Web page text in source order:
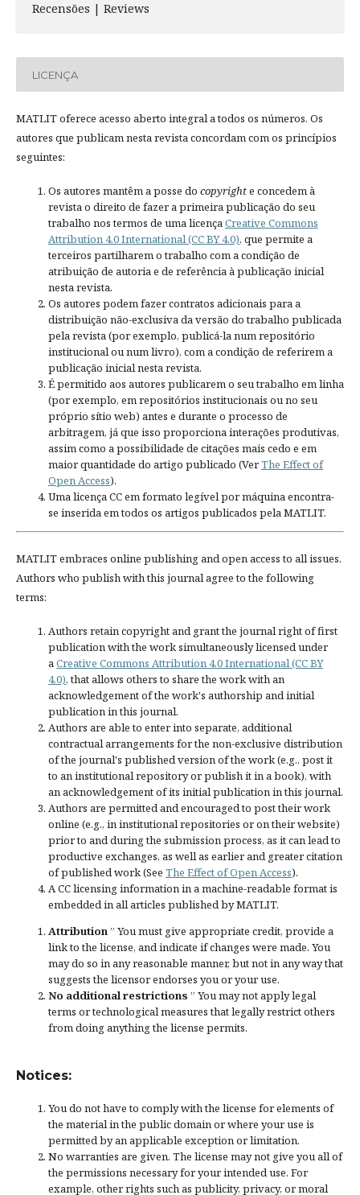
Recensões | Reviews
LICENÇA
MATLIT oferece acesso aberto integral a todos os números. Os
autores que publicam nesta revista concordam com os princípios
seguintes:
Os autores mantêm a posse do copyrighte concedem à
revista o direito de fazer a primeira publicação do seu
trabalho nos termos de uma licença Creative Commons
Attribution 4.0 International (CC BY 4.0), que permite a
terceiros partilharem o trabalho com a condição de
atribuição de autoria e de referência à publicação inicial
nesta revista.
Os autores podem fazer contratos adicionais para a
distribuição não-exclusiva da versão do trabalho publicada
pela revista (por exemplo, publicá-la num repositório
institucional ou num livro), com a condição de referirem a
publicação inicial nesta revista.
É permitido aos autores publicarem o seu trabalho em linha
(por exemplo, em repositórios institucionais ou no seu
próprio sítio web) antes e durante o processo de
arbitragem, já que isso proporciona interações produtivas,
assim como a possibilidade de citações mais cedo e em
maior quantidade do artigo publicado (VerThe Effect of
Open Access).
Uma licença CC em formato legível por máquina encontra-
se inserida em todos os artigos publicados pela MATLIT.
MATLIT embraces online publishing and open access to all issues.
Authors who publish with this journal agree to the following
terms:
Authors retain copyright and grant the journal right of first
publication with the work simultaneously licensed under
a Creative Commons Attribution 4.0 International (CC BY
4.0), that allows others to share the work with an
acknowledgement of the work's authorship and initial
publication in this journal.
Authors are able to enter into separate, additional
contractual arrangements for the non-exclusive distribution
of the journal's published version of the work (e.g., post it
to an institutional repository or publish it in a book), with
an acknowledgement of its initial publication in this journal.
Authors are permitted and encouraged to post their work
online (e.g., in institutional repositories or on their website)
prior to and during the submission process, as it can lead to
productive exchanges, as well as earlier and greater citation
of published work (See The Effect of Open Access).
A CC licensing information in a machine-readable format is
embedded in all articles published by MATLIT.
Attribution ” You must give appropriate credit, provide a
link to the license, and indicate if changes were made. You
may do so in any reasonable manner, but not in any way that
suggests the licensor endorses you or your use.
No additional restrictions ” You may not apply legal
terms ortechnological measuresthat legally restrict others
from doing anything the license permits.
Notices:
You do not have to comply with the license for elements of
the material in the public domain or where your use is
permitted by an applicable exception or limitation.
No warranties are given. The license may not give you all of
the permissions necessary for your intended use. For
example, other rights such as publicity, privacy, or moral